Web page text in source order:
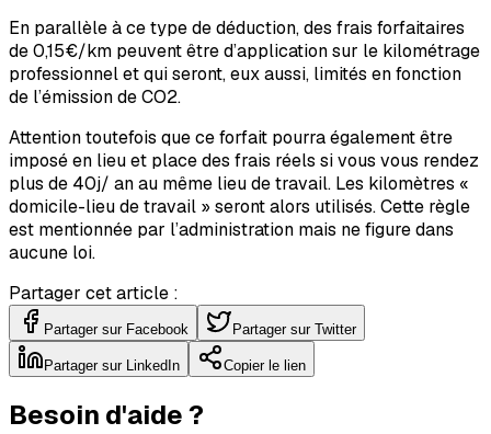
En parallèle à ce type de déduction, des frais forfaitaires
de 0,15€/km peuvent être d’application sur le kilométrage
professionnel et qui seront, eux aussi, limités en fonction
de l’émission de CO2.
Attention toutefois que ce forfait pourra également être
imposé en lieu et place des frais réels si vous vous rendez
plus de 40j/ an au même lieu de travail. Les kilomètres «
domicile-lieu de travail » seront alors utilisés. Cette règle
est mentionnée par l’administration mais ne figure dans
aucune loi.
Partager cet article :
Partager sur Facebook Partager sur Twitter
Partager sur LinkedIn Copier le lien
Besoin d'aide ?